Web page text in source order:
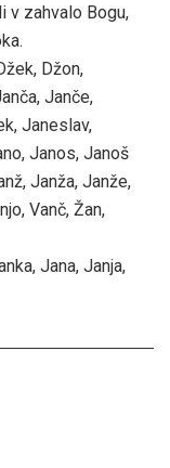
v zahvalo Bogu,
Džon,
Janče,
Janeslav,
Janos, Janoš
Janža, Janže,
Vanč, Žan,
Jana, Janja,